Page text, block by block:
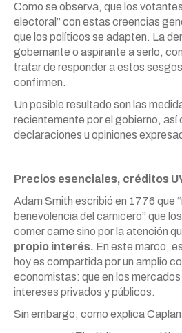
Como se observa, que los
electoral” con estas creencias
que los políticos se adapten. La
gobernante o aspirante a serlo,
tratar de responder a estos
confirmen.
Un posible resultado son las
recientemente por el gobierno, así
declaraciones u opiniones
Precios esenciales, créditos
Adam Smith escribió en 1776 que
benevolencia del carnicero” que
comer carne sino por la atención
propio interés. En este marco,
hoy es compartida por un amplio
economistas: que en los
intereses privados y públicos.
Sin embargo, como explica